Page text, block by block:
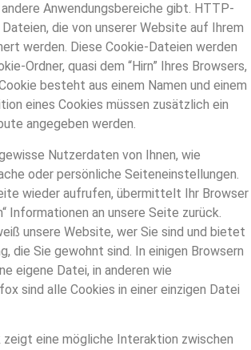
Anwendungsbereiche gibt. HTTP-
die von unserer Website auf Ihrem
werden. Diese Cookie-Dateien werden
Ordner, quasi dem “Hirn” Ihres Browsers,
besteht aus einem Namen und einem
eines Cookies müssen zusätzlich ein
angegeben werden.
Nutzerdaten von Ihnen, wie
oder persönliche Seiteneinstellungen.
wieder aufrufen, übermittelt Ihr Browser
Informationen an unsere Seite zurück.
unsere Website, wer Sie sind und bietet
die Sie gewohnt sind. In einigen Browsern
eigene Datei, in anderen wie
sind alle Cookies in einer einzigen Datei
zeigt eine mögliche Interaktion zwischen